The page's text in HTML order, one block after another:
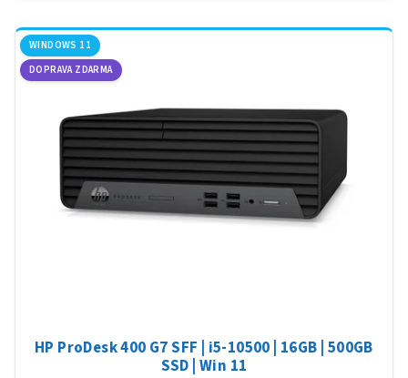
WINDOWS 11
DOPRAVA ZDARMA
HP ProDesk 400 G7 SFF | i5-10500 | 16GB | 500GB
SSD | Win 11